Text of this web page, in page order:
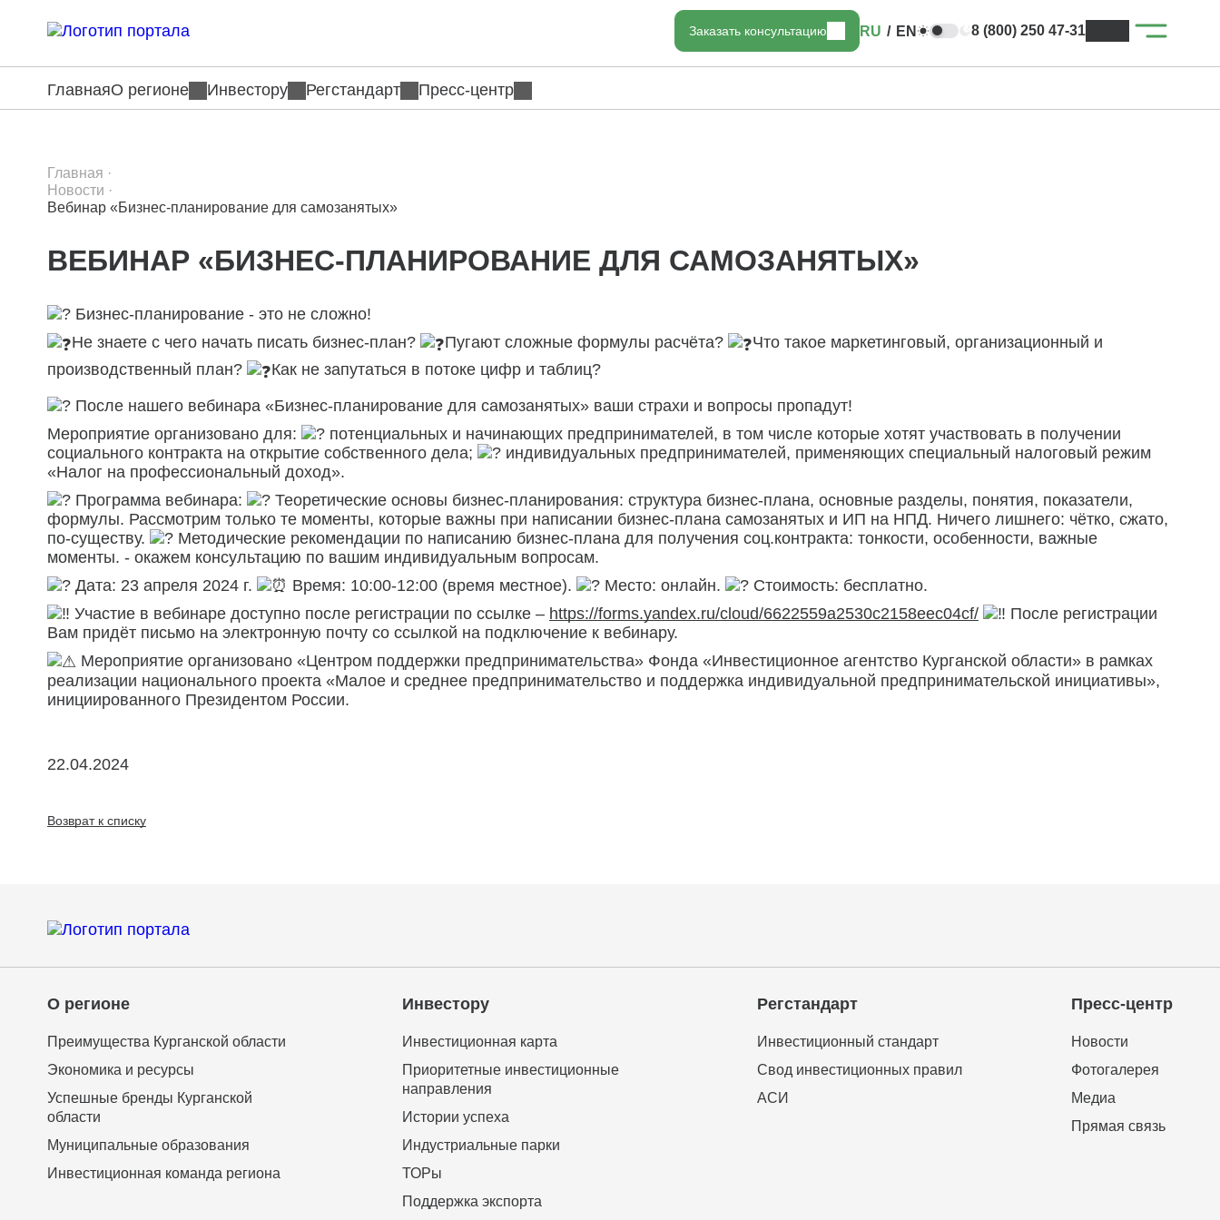
Заказать консультацию RU / EN 8 (800) 250 47-31
ГлавнаяО регионе Инвестору Регстандарт Пресс-центр
Главная ·
Новости ·
Вебинар «Бизнес-планирование для самозанятых»
ВЕБИНАР «БИЗНЕС-ПЛАНИРОВАНИЕ ДЛЯ САМОЗАНЯТЫХ»
Бизнес-планирование - это не сложно!
Не знаете с чего начать писать бизнес-план?
Пугают сложные формулы расчёта?
Что такое маркетинговый, организационный и
производственный план?
Как не запутаться в потоке цифр и таблиц?
После нашего вебинара «Бизнес-планирование для самозанятых» ваши страхи и вопросы пропадут!
Мероприятие организовано для:
потенциальных и начинающих предпринимателей, в том числе которые хотят участвовать в получении
социального контракта на открытие собственного дела;
индивидуальных предпринимателей, применяющих специальный налоговый режим
«Налог на профессиональный доход».
Программа вебинара:
Теоретические основы бизнес-планирования: структура бизнес-плана, основные разделы, понятия, показатели,
формулы. Рассмотрим только те моменты, которые важны при написании бизнес-плана самозанятых и ИП на НПД. Ничего лишнего: чётко, сжато,
по-существу.
Методические рекомендации по написанию бизнес-плана для получения соц.контракта: тонкости, особенности, важные
моменты. - окажем консультацию по вашим индивидуальным вопросам.
Дата: 23 апреля 2024 г.
Время: 10:00-12:00 (время местное). Место: онлайн.
Стоимость: бесплатно.
Участие в вебинаре доступно после регистрации по ссылке – https://forms.yandex.ru/cloud/6622559a2530c2158eec04cf/
После регистрации
Вам придёт письмо на электронную почту со ссылкой на подключение к вебинару.
Мероприятие организовано «Центром поддержки предпринимательства» Фонда «Инвестиционное агентство Курганской области» в рамках
реализации национального проекта «Малое и среднее предпринимательство и поддержка индивидуальной предпринимательской инициативы»,
инициированного Президентом России.
22.04.2024
Возврат к списку
О регионе
Преимущества Курганской области
Экономика и ресурсы
Успешные бренды Курганской
области
Муниципальные образования
Инвестиционная команда региона
Инвестору
Инвестиционная карта
Приоритетные инвестиционные
направления
Истории успеха
Индустриальные парки
ТОРы
Поддержка экспорта
Регстандарт
Инвестиционный стандарт
Свод инвестиционных правил
АСИ
Пресс-центр
Новости
Фотогалерея
Медиа
Прямая связь